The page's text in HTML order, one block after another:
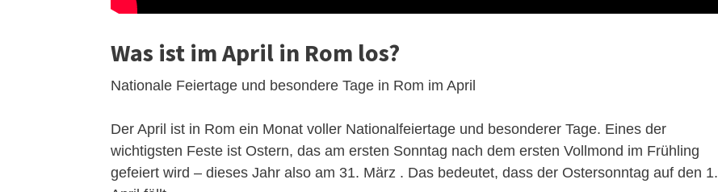
Was ist im April in Rom los?
Nationale Feiertage und besondere Tage in Rom im April
Der April ist in Rom ein Monat voller Nationalfeiertage und besonderer Tage. Eines der
wichtigsten Feste ist Ostern, das am ersten Sonntag nach dem ersten Vollmond im Frühling
gefeiert wird – dieses Jahr also am 31. März . Das bedeutet, dass der Ostersonntag auf den 1.